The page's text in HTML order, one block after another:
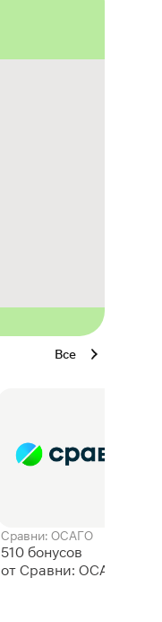
Все
Сравни: ОСАГО
510 бонусов